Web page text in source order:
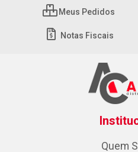
Meus Pedidos
Notas Fiscais
Quem